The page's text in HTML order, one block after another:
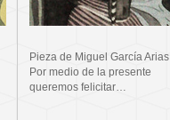
Pieza de Miguel García Arias
Por medio de la presente
queremos felicitar…